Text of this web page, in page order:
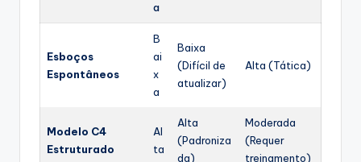
a
Esboços
Espontâneos
B
ai
x
a
Baixa
(Difícil de
atualizar)
Alta (Tática)
Modelo C4
Estruturado
Al
ta
Alta
(Padroniza
da)
Moderada
(Requer
treinamento)